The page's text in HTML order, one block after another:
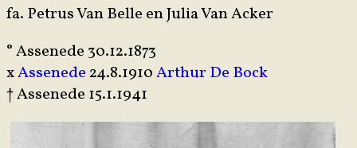
fa. Petrus Van Belle en Julia Van Acker
° Assenede 30.12.1873
xAssenede24.8.1910Arthur De Bock
† Assenede 15.1.1941